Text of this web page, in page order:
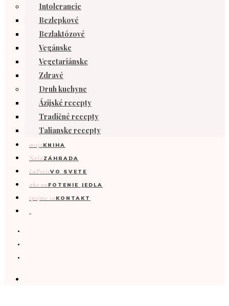
Intolerancie
Bezlepkové
Bezlaktózové
Vegánske
Vegetariánske
Zdravé
Druh kuchyne
Ázijské recepty
Tradičné recepty
Talianske recepty
moja KNIHA
Naša ZÁHRADA
LaPetitVO SVETE
ako na FOTENIE JEDLA
spojme sa KONTAKT